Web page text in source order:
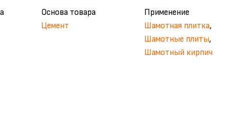
Основа товара
Цемент
Применение
Шамотная плитка,
Шамотные плиты,
Шамотный кирпич